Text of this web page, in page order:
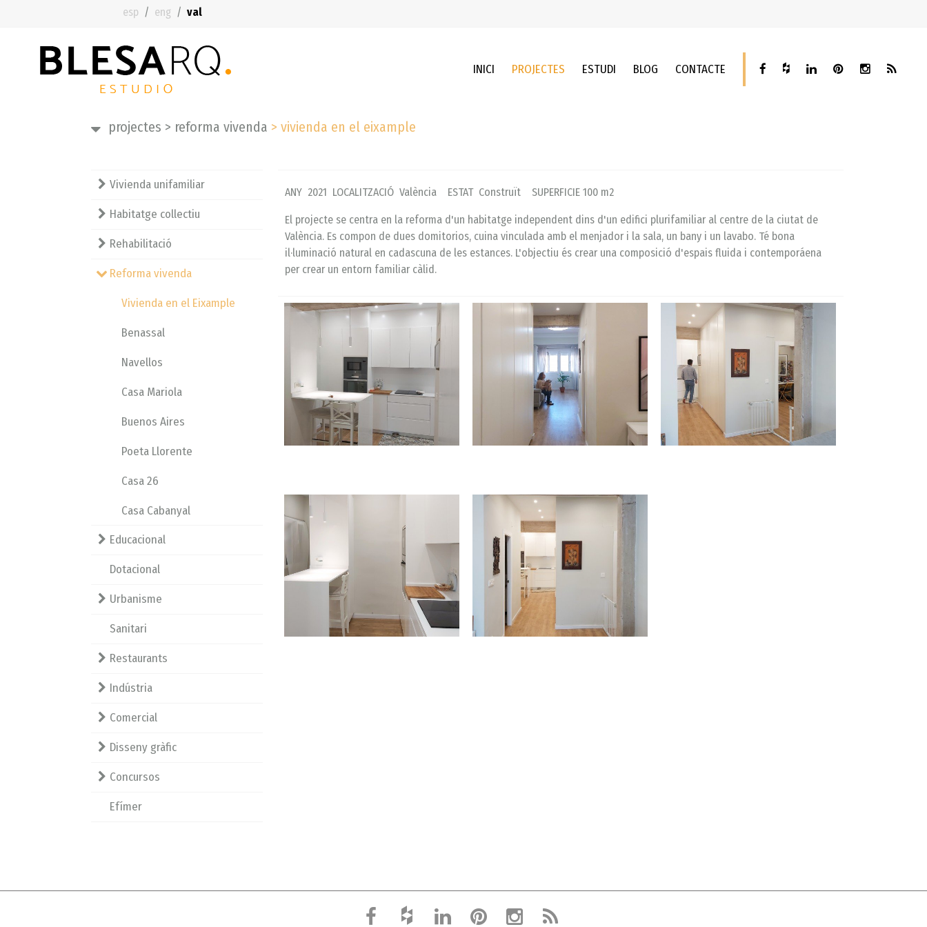
INICI PROJECTES ESTUDI BLOG CONTACTE
esp eng val
projectes > reforma vivenda > vivienda en el eixample
Vivienda unifamiliar
Habitatge collectiu
Rehabilitació
Reforma vivenda
Vivienda en el Eixample
Benassal
Navellos
Casa Mariola
Buenos Aires
Poeta Llorente
Casa 26
Casa Cabanyal
Educacional
Dotacional
Urbanisme
Sanitari
Restaurants
Indústria
Comercial
Disseny gràfic
Concursos
Efímer
ANY 2021 LOCALITZACIÓ València ESTAT Construït SUPERFICIE 100 m2
El projecte se centra en la reforma d'un habitatge independent dins d'un edifici plurifamiliar al centre de la ciutat de
València. Es compon de dues domitorios, cuina vinculada amb el menjador i la sala, un bany i un lavabo. Té bona
il·luminació natural en cadascuna de les estances. L'objectiu és crear una composició d'espais fluida i contemporáena
per crear un entorn familiar càlid.